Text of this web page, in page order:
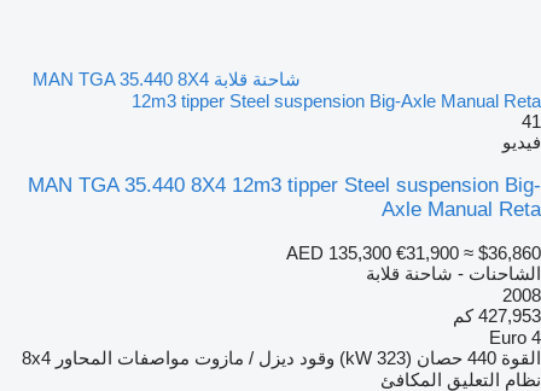
شاحنة قلابة MAN TGA 35.440 8X4
12m3 tipper Steel suspension Big-Axle Manual Reta
41
فيديو
MAN TGA 35.440 8X4 12m3 tipper Steel suspension Big-
Axle Manual Reta
AED 135,300 €31,900 ≈ $36,860
الشاحنات - شاحنة قلابة
2008
427,953 كم
Euro 4
القوة 440 حصان (323 kW) وقود ديزل / مازوت مواصفات المحاور 8x4
نظام التعليق المكافئ